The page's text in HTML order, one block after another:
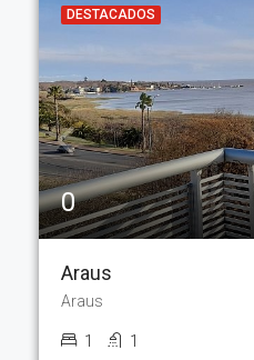
DESTACADOS
0
Araus
Araus
1
1